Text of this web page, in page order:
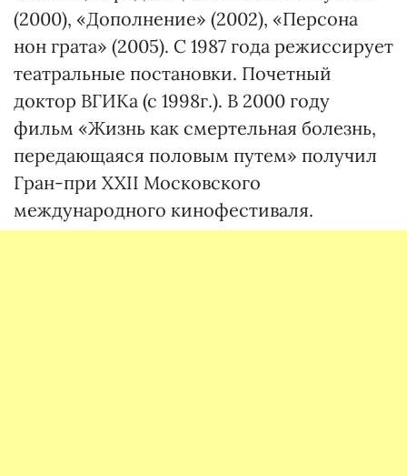
(2000), «Дополнение» (2002), «Персона
нон грата» (2005). С 1987 года режиссирует
театральные постановки. Почетный
доктор ВГИКа (с 1998г.). В 2000 году
фильм «Жизнь как смертельная болезнь,
передающаяся половым путем» получил
Гран-при XXII Московского
международного кинофестиваля.